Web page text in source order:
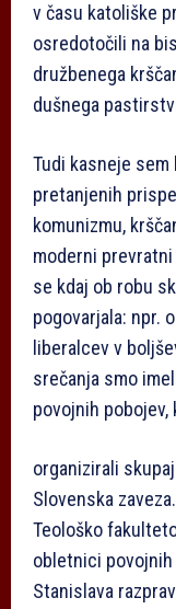
v času katoliške
osredotočili na
družbenega
dušnega
Tudi kasneje
pretanjenih
komunizmu,
moderni
se kdaj ob robu
pogovarjala: npr.
liberalcev v
srečanja smo
povojnih pobojev,
organizirali
Slovenska
Teološko
obletnici povojnih
Stanislava